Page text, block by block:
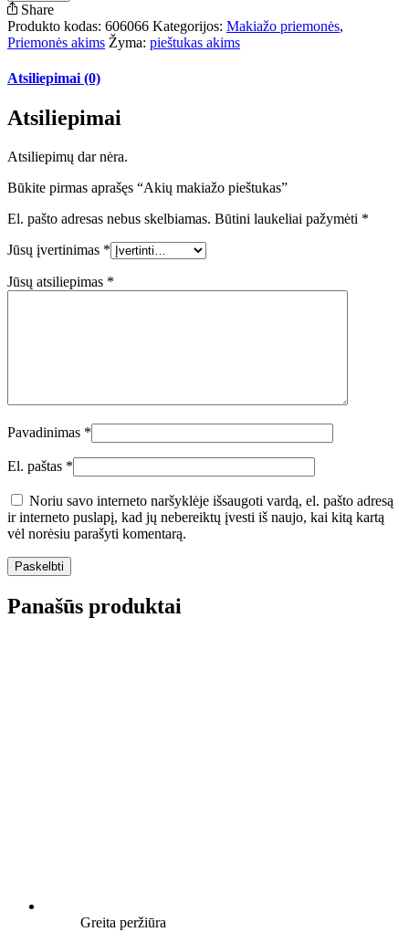
Share
Produkto kodas: 606066 Kategorijos: Makiažo priemonės,
Priemonės akims Žyma: pieštukas akims
Atsiliepimai (0)
Atsiliepimai
Atsiliepimų dar nėra.
Būkite pirmas aprašęs “Akių makiažo pieštukas”
El. pašto adresas nebus skelbiamas. Būtini laukeliai pažymėti *
Jūsų įvertinimas *
Jūsų atsiliepimas *
Pavadinimas *
El. paštas *
Noriu savo interneto naršyklėje išsaugoti vardą, el. pašto adresą
ir interneto puslapį, kad jų nebereiktų įvesti iš naujo, kai kitą kartą
vėl norėsiu parašyti komentarą.
Panašūs produktai
Greita peržiūra